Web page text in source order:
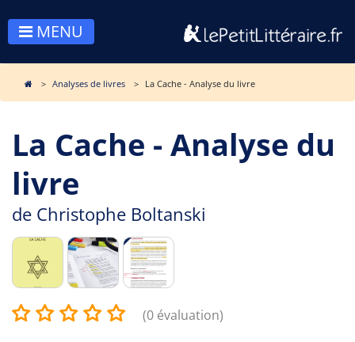
MENU
Analyses de livres La Cache - Analyse du livre
La Cache - Analyse du
livre
de Christophe Boltanski
(0 évaluation)